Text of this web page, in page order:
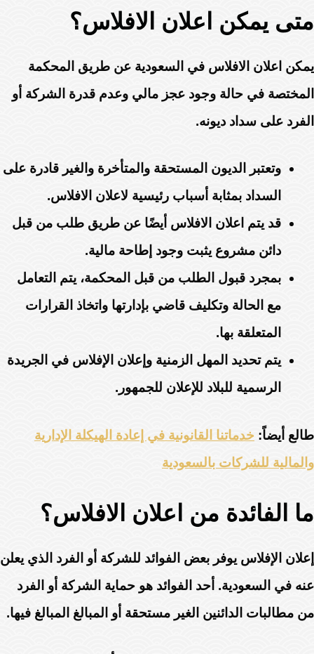
متى يمكن اعلان الافلاس؟
يمكن اعلان الافلاس في السعودية عن طريق المحكمة
المختصة في حالة وجود عجز مالي وعدم قدرة الشركة أو
الفرد على سداد ديونه.
وتعتبر الديون المستحقة والمتأخرة والغير قادرة على
السداد بمثابة أسباب رئيسية لاعلان الافلاس.
قد يتم اعلان الافلاس أيضًا عن طريق طلب من قبل
دائن مشروع يثبت وجود إطاحة مالية.
بمجرد قبول الطلب من قبل المحكمة، يتم التعامل
مع الحالة وتكليف قاضي بإدارتها واتخاذ القرارات
المتعلقة بها.
يتم تحديد المهل الزمنية وإعلان الإفلاس في الجريدة
الرسمية للبلاد للإعلان للجمهور.
طالع أيضاً: خدماتنا القانونية في إعادة الهيكلة الإدارية
والمالية للشركات بالسعودية
ما الفائدة من اعلان الافلاس؟
إعلان الإفلاس يوفر بعض الفوائد للشركة أو الفرد الذي يعلن
عنه في السعودية. أحد الفوائد هو حماية الشركة أو الفرد
من مطالبات الدائنين الغير مستحقة أو المبالغ المبالغ فيها.